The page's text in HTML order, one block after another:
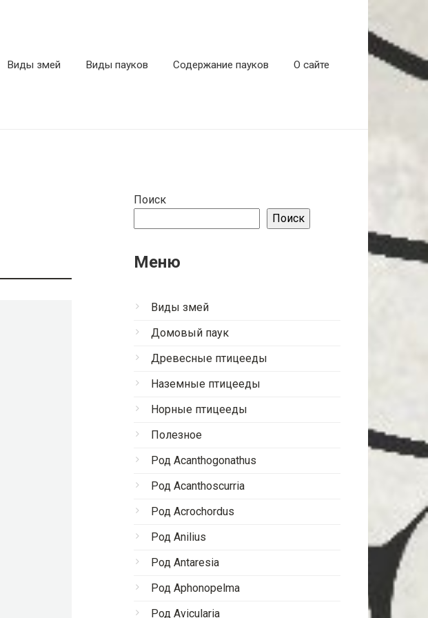
Виды змей Виды пауков Содержание пауков О сайте
Поиск
Поиск
Меню
Виды змей
Домовый паук
Древесные птицееды
Наземные птицееды
Норные птицееды
Полезное
Род Acanthogonathus
Род Acanthoscurria
Род Acrochordus
Род Anilius
Род Antaresia
Род Aphonopelma
Род Avicularia